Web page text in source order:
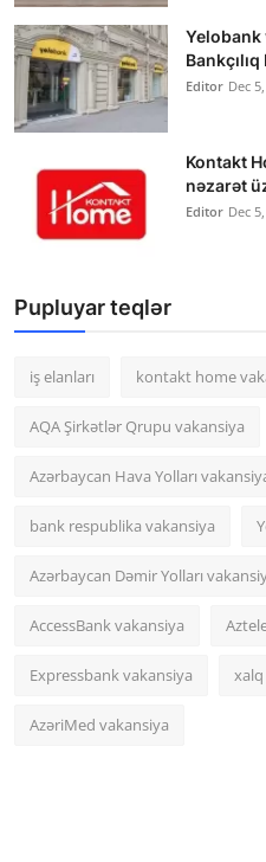
Yelobank
Editor Dec
Kontakt
nəzarət
Editor Dec
Pupluyar teqlər
iş elanları kontakt home
AQA Şirkətlər Qrupu vakansiya
Azərbaycan Hava Yolları
bank respublika vakansiya
Azərbaycan Dəmir Yolları
AccessBank vakansiya
Expressbank vakansiya
AzəriMed vakansiya